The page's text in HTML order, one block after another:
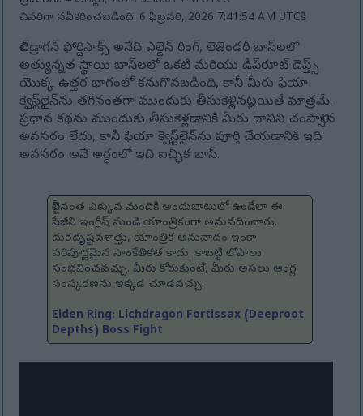
చివరిగా నవీకరించబడింది: 6 ఫిబ్రవరి, 2026 7:41:54 AM UTCకి
లిచ్‌డ్రాగన్ ఫోర్టిసాక్స్ అనేది ఎల్డెన్ రింగ్, లెజెండరీ బాస్‌లలో
అత్యున్నత స్థాయి బాస్‌లలో ఒకటి మరియు డీప్‌రూట్ డెప్త్స్
యొక్క ఉత్తర భాగంలో కనుగొనబడింది, కానీ మీరు ఫియా
క్వెస్ట్‌లైన్‌ను తగినంతగా ముందుకు తీసుకెళ్లినట్లయితే మాత్రమే.
ప్రధాన కథను ముందుకు తీసుకెళ్లడానికి మీరు దానిని చంపాల్సిన
అవసరం లేదు, కానీ ఫియా క్వెస్ట్‌లైన్‌ను పూర్తి చేయడానికి ఇది
అవసరం అనే అర్థంలో ఇది ఐచ్ఛిక బాస్.
వీలైనంత ఎక్కువ మందికి అందుబాటులో ఉండేలా ఈ
పేజీని ఇంగ్లీష్ నుండి యాంత్రికంగా అనువదించారు.
దురదృష్టవశాత్తు, యాంత్రిక అనువాదం ఇంకా
పరిపూర్ణమైన సాంకేతికత కాదు, కాబట్టి లోపాలు
సంభవించవచ్చు. మీరు కోరుకుంటే, మీరు అసలు ఆంగ్ల
సంస్కరణను ఇక్కడ చూడవచ్చు:
Elden Ring: Lichdragon Fortissax (Deeproot
Depths) Boss Fight